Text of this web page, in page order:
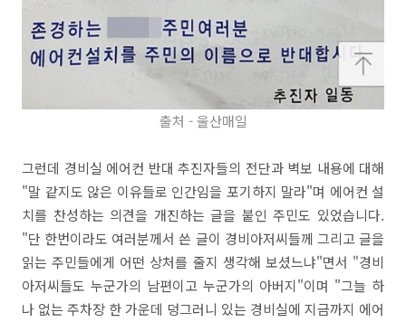
출처 - 울산매일
그런데 경비실 에어컨 반대 추진자들의 전단과 벽보 내용에 대해
"말 같지도 않은 이유들로 인간임을 포기하지 말라"며 에어컨 설
치를 찬성하는 의견을 개진하는 글을 붙인 주민도 있었습니다.
"단 한번이라도 여러분께서 쓴 글이 경비아저씨들께 그리고 글을
읽는 주민들에게 어떤 상처를 줄지 생각해 보셨느냐"면서 "경비
아저씨들도 누군가의 남편이고 누군가의 아버지"이며 "그늘 하
나 없는 주차장 한 가운데 덩그러니 있는 경비실에 지금까지 에어